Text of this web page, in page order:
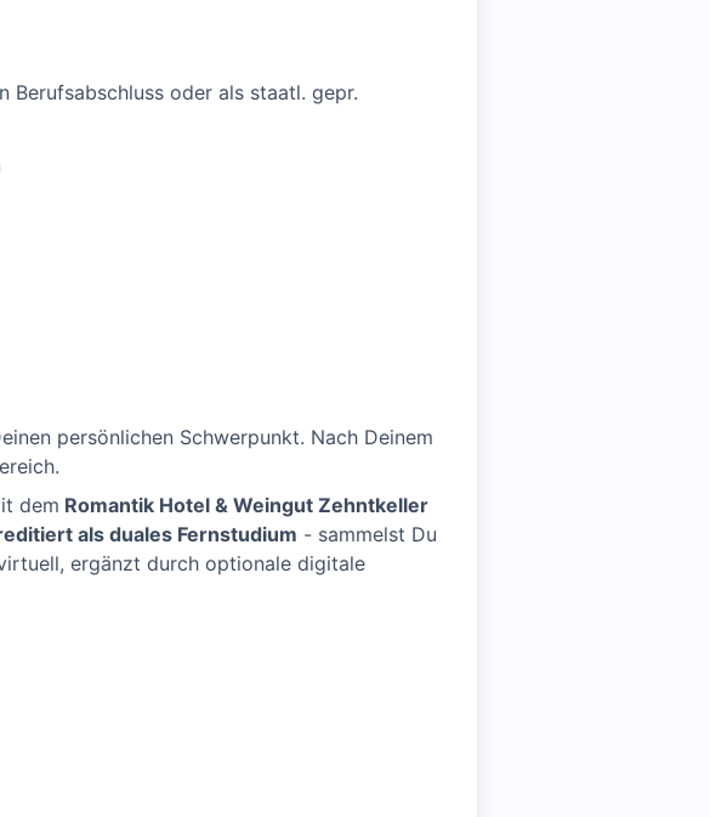
oder als staatl. gepr.
persönlichen Schwerpunkt. Nach Deinem
dem Romantik Hotel & Weingut Zehntkeller
als duales Fernstudium - sammelst Du
ergänzt durch optionale digitale